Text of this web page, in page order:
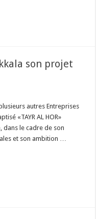
son projet
autres Entreprises
«TAYR AL HOR»
dans le cadre de son
et son ambition …